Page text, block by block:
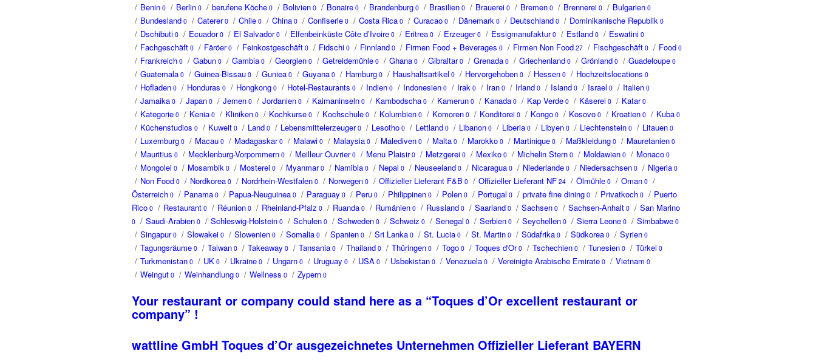
/ Benin 0 / Berlin 0 / berufene Köche 0 / Bolivien 0 / Bonaire 0 / Brandenburg 0 / Brasilien 0 / Brauerei 0 / Bremen 0 / Brennerei 0 / Bulgarien 0
/ Bundesland 0 / Caterer0 / Chile 0 / China 0 / Confiserie 0 / Costa Rica 0 / Curacao 0 / Dänemark 0 / Deutschland 0 / Dominikanische Republik 0
/ Dschibuti 0 / Ecuador0 / El Salvador0 / Elfenbeinküste Côte d’Ivoire 0 / Eritrea 0 / Erzeuger0 / Essigmanufaktur0 / Estland 0 / Eswatini 0
/ Fachgeschäft 0 / Färöer0 / Feinkostgeschäft 0 / Fidschi 0 / Finnland 0 / Firmen Food + Beverages 0 / Firmen Non Food 27 / Fischgeschäft 0 / Food 0
/ Frankreich 0 / Gabun 0 / Gambia 0 / Georgien 0 / Getreidemühle 0 / Ghana 0 / Gibraltar0 / Grenada 0 / Griechenland 0 / Grönland 0 / Guadeloupe 0
/ Guatemala 0 / Guinea-Bissau 0 / Guniea 0 / Guyana 0 / Hamburg 0 / Haushaltsartikel 0 / Hervorgehoben 0 / Hessen 0 / Hochzeitslocations 0
/ Hofladen 0 / Honduras 0 / Hongkong 0 / Hotel-Restaurants 0 / Indien 0 / Indonesien 0 / Irak 0 / Iran 0 / Irland 0 / Island 0 / Israel 0 / Italien 0
/ Jamaika 0 / Japan 0 / Jemen 0 / Jordanien 0 / Kaimaninseln 0 / Kambodscha 0 / Kamerun 0 / Kanada 0 / Kap Verde 0 / Käserei 0 / Katar0
/ Kategorie 0 / Kenia 0 / Kliniken 0 / Kochkurse 0 / Kochschule 0 / Kolumbien 0 / Komoren 0 / Konditorei 0 / Kongo 0 / Kosovo 0 / Kroatien 0 / Kuba 0
/ Küchenstudios 0 / Kuweit 0 / Land 0 / Lebensmittelerzeuger0 / Lesotho 0 / Lettland 0 / Libanon 0 / Liberia 0 / Libyen 0 / Liechtenstein 0 / Litauen 0
/ Luxemburg 0 / Macau 0 / Madagaskar0 / Malawi 0 / Malaysia 0 / Malediven 0 / Malta 0 / Marokko 0 / Martinique 0 / Maßkleidung 0 / Mauretanien 0
/ Mauritius 0 / Mecklenburg-Vorpommern 0 / Meilleur Ouvrier0 / Menu Plaisir0 / Metzgerei 0 / Mexiko 0 / Michelin Stern 0 / Moldawien 0 / Monaco 0
/ Mongolei 0 / Mosambik 0 / Mosterei 0 / Myanmar0 / Namibia 0 / Nepal 0 / Neuseeland 0 / Nicaragua 0 / Niederlande 0 / Niedersachsen 0 / Nigeria 0
/ Non Food 0 / Nordkorea 0 / Nordrhein-Westfalen 0 / Norwegen 0 / Offizieller Lieferant F&B 0 / Offizieller Lieferant NF 24 / Ölmühle 0 / Oman 0 /
Österreich 0 / Panama 0 / Papua-Neuguinea 0 / Paraguay 0 / Peru 0 / Philippinen 0 / Polen 0 / Portugal 0 / private fine dining 0 / Privatkoch 0 / Puerto
Rico 0 / Restaurant 0 / Réunion 0 / Rheinland-Pfalz 0 / Ruanda 0 / Rumänien 0 / Russland 0 / Saarland 0 / Sachsen 0 / Sachsen-Anhalt 0 / San Marino
0 / Saudi-Arabien 0 / Schleswig-Holstein 0 / Schulen 0 / Schweden 0 / Schweiz 0 / Senegal 0 / Serbien 0 / Seychellen 0 / Sierra Leone 0 / Simbabwe 0
/ Singapur0 / Slowakei 0 / Slowenien 0 / Somalia 0 / Spanien 0 / Sri Lanka 0 / St. Lucia 0 / St. Martin 0 / Südafrika 0 / Südkorea 0 / Syrien 0
/ Tagungsräume 0 / Taiwan 0 / Takeaway 0 / Tansania 0 / Thailand 0 / Thüringen 0 / Togo 0 / Toques d'Or0 / Tschechien 0 / Tunesien 0 / Türkei 0
/ Turkmenistan 0 / UK 0 / Ukraine 0 / Ungarn 0 / Uruguay 0 / USA 0 / Usbekistan 0 / Venezuela 0 / Vereinigte Arabische Emirate 0 / Vietnam 0
/ Weingut 0 / Weinhandlung 0 / Wellness 0 / Zypern 0
Your restaurant or company could stand here as a “Toques d’Or excellent restaurant or
company” !
wattline GmbH Toques d’Or ausgezeichnetes Unternehmen Offizieller Lieferant BAYERN